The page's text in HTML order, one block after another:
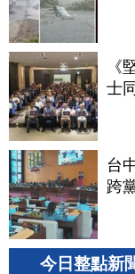
《
士
台
跨
今日整點新